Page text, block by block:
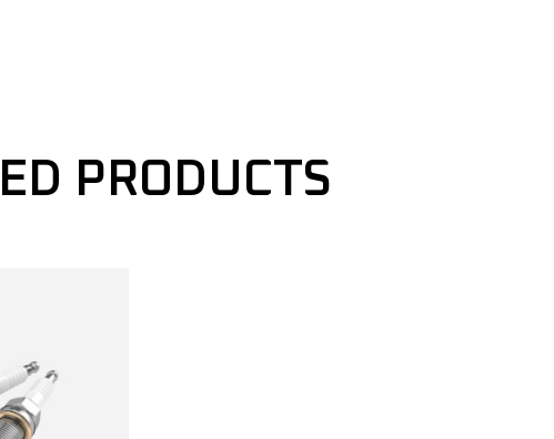
PRODUCTS